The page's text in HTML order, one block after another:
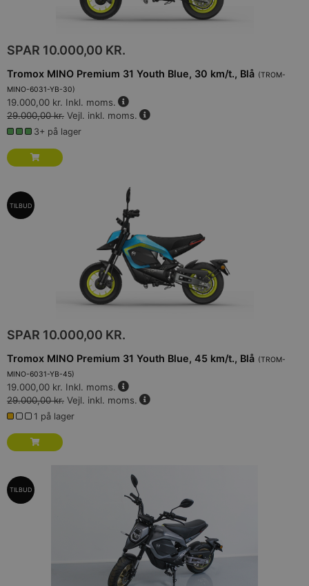
SPAR 10.000,00 KR.
Tromox MINO Premium 31 Youth Blue, 30 km/t., Blå (TROM-
MINO-6031-YB-30)
19.000,00 kr. Inkl. moms.
29.000,00 kr. Vejl. inkl. moms.
3+ på lager
TILBUD
SPAR 10.000,00 KR.
Tromox MINO Premium 31 Youth Blue, 45 km/t., Blå (TROM-
MINO-6031-YB-45)
19.000,00 kr. Inkl. moms.
29.000,00 kr. Vejl. inkl. moms.
1 på lager
TILBUD